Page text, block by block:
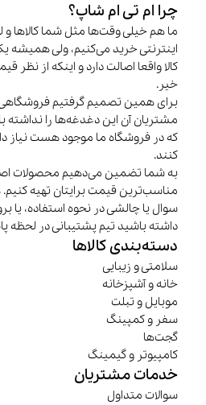
چرا ام تی ام شاپ؟
ما هم خیلی وقت‌ها مثل شما کالاها و
اینترنتی خرید می‌کنیم، ولی همیشه
کالا واقعا اصالت دارد و اینکه از نظر
خیر.
برای همین تصمیم گرفتیم فروشگاهی
مشتریان آن این دغدغه‌ها را نداشته
که در فروشگاه ما موجود هست نیاز
کنند.
به شما تضمین می‌دهیم محصولات
مناسب‌ترین قیمت برایتان تهیه
سوال یا چالشی در نحوه استفاده، یا
داشته باشید تیم پشتیبانی در لحظه
دسته‌بندی کالاها
سلامتی و زیبایی
خانه و آشپزخانه
موبایل و تبلت
سفر و کمپینگ
گجت‌ها
کامپیوتر و گیمینگ
خدمات مشتریان
سوالات متداول